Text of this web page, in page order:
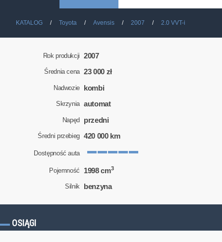
KATALOG Toyota Avensis 2007 2.0 VVT-i
Rok produkcji 2007
Średnia cena 23 000 zł
Nadwozie kombi
Skrzynia automat
Napęd przedni
Średni przebieg 420 000 km
Dostępność auta
Pojemność 1998 cm3
Silnik benzyna
OSIĄGI